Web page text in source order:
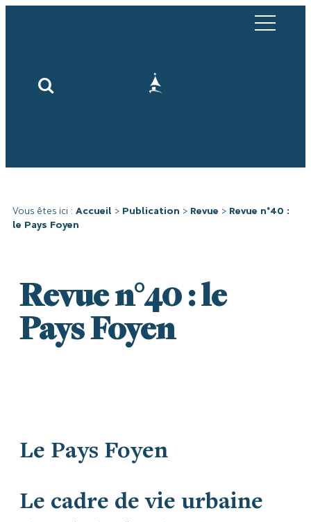
Vous êtes ici : Accueil > Publication > Revue > Revue n°40 :
le Pays Foyen
Revue n°40 : le
Pays Foyen
Le Pays Foyen
Le cadre de vie urbaine